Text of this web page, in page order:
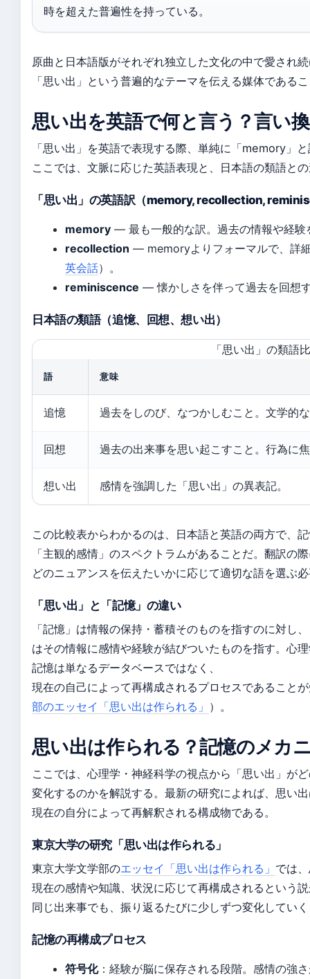
時を超えた普遍性を持っている。
原曲と日本語版がそれぞれ独立した文化の中で愛され
「思い出」という普遍的なテーマを伝える媒体である
思い出を英語で何と言う？言い
「思い出」を英語で表現する際、単純に「memory」
ここでは、文脈に応じた英語表現と、日本語の類語と
「思い出」の英語訳（memory, recollection,
memory — 最も一般的な訳。過去の情報や経験
recollection — memoryよりフォーマルで、詳
英会話）。
reminiscence — 懐かしさを伴って過去を回想
日本語の類語（追憶、回想、想い出）
「思い出」の類語
語 意味
追憶 過去をしのび、なつかしむこと。文学的
回想 過去の出来事を思い起こすこと。行為に
想い出 感情を強調した「思い出」の異表記。
この比較表からわかるのは、日本語と英語の両方で、
「主観的感情」のスペクトラムがあることだ。翻訳の
どのニュアンスを伝えたいかに応じて適切な語を選ぶ
「思い出」と「記憶」の違い
「記憶」は情報の保持・蓄積そのものを指すのに対し
はその情報に感情や経験が結びついたものを指す。心
記憶は単なるデータベースではなく、
現在の自己によって再構成されるプロセスであること
部のエッセイ「思い出は作られる」 ）。
思い出は作られる？記憶のメカ
ここでは、心理学・神経科学の視点から「思い出」が
変化するのかを解説する。最新の研究によれば、思い
現在の自分によって再解釈される構成物である。
東京大学の研究「思い出は作られる」
東京大学文学部のエッセイ「思い出は作られる」 では
現在の感情や知識、状況に応じて再構成されるという
同じ出来事でも、振り返るたびに少しずつ変化してい
記憶の再構成プロセス
符号化：経験が脳に保存される段階。感情の強